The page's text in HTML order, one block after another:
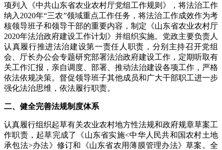
项列入《中共山东省农业农村厅党组工作规则》，将法治工作
纳入2020年“三农”领域重点工作任务，将法治工作成效作为考
核领导班子和领导干部的重要内容，制定《山东省农业农村厅
2020年法治政府建设工作计划》并组织实施。党政主要负责人
认真履行推进法治建设第一责任人职责，分别主持召开党组
会、厅长办公会专题研究部署法治政府建设工作，定期听取有
关工作汇报，亲自调度、部署、推动法治建设各项工作，严格
依法依规决策。督促领导班子其他成员和广大干部职工进一步
强化法治思维，依法履行职责。
二、健全完善法规制度体系
认真履行组织起草有关农业农村地方性法规和政府规章草案工
作职责，起草完成了《山东省实施<中华人民共和国农村土地
承包法>办法》修订和《山东省农用薄膜管理办法》草案。全